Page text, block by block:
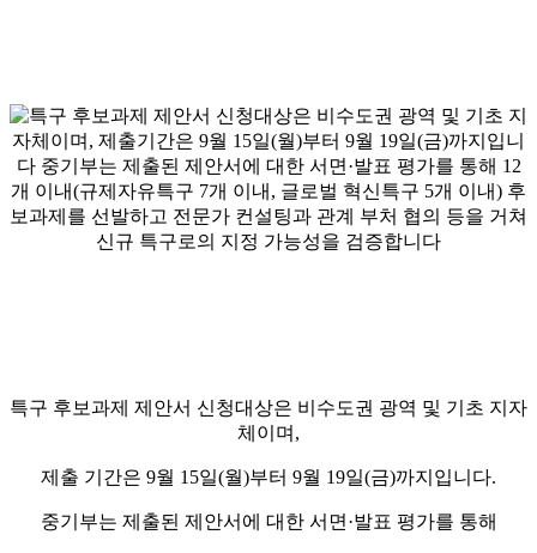
특구 후보과제 제안서 신청대상은 비수도권 광역 및 기초 지자
체이며,
제출 기간은 9월 15일(월)부터 9월 19일(금)까지입니다.
중기부는 제출된 제안서에 대한 서면·발표 평가를 통해